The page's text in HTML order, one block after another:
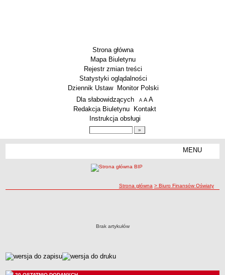
Strona główna
Mapa Biuletynu
Rejestr zmian treści
Statystyki oglądalności
Dziennik Ustaw
Monitor Polski
Menu dodatkowe
Dla słabowidzących A pomniejsz czcionkę
A standardowy rozmiar czcionki
A
Redakcja Biuletynu
Kontakt
Instrukcja obsługi
MENU
Zlikwidowane gimnazja
Przekształcone szkoły i placówki
ścieżka nawigacji
Strona główna > Biuro Finansów Oświaty
Brak artykułów
metryczka